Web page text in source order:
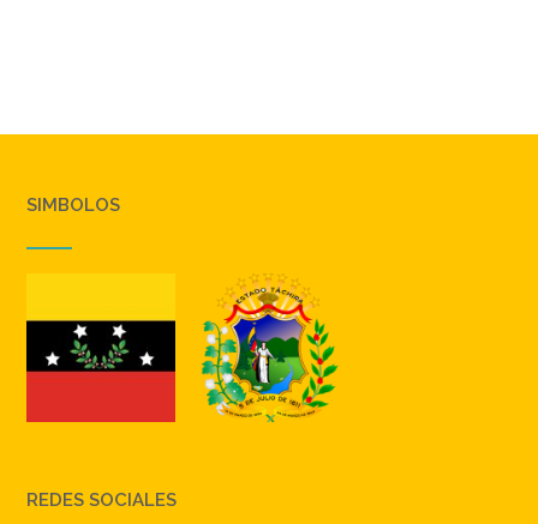
SIMBOLOS
REDES SOCIALES